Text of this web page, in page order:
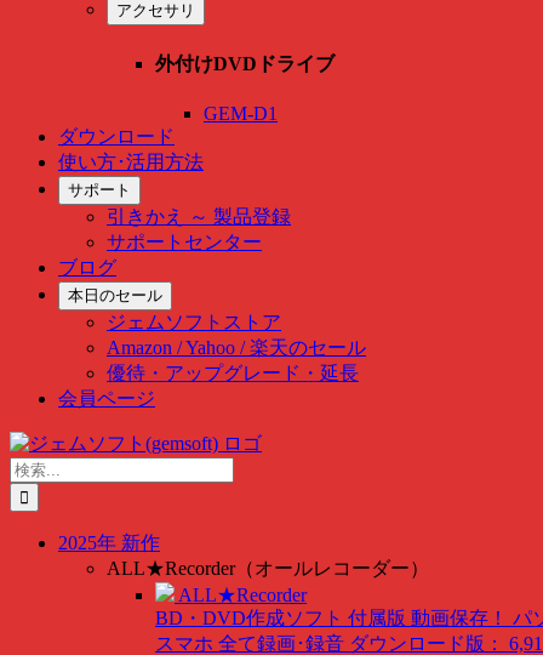
アクセサリ
外付けDVDドライブ
GEM-D1
ダウンロード
使い方･活用方法
サポート
引きかえ ～ 製品登録
サポートセンター
ブログ
本日のセール
ジェムソフトストア
Amazon / Yahoo / 楽天のセール
優待・アップグレード・延長
会員ページ
Skip
to
content
検
索
…
2025年 新作
ALL★Recorder（オールレコーダー）
ALL★Recorder
BD・DVD作成ソフト 付属版 動画保存！ パ
スマホ 全て録画･録音 ダウンロード版：